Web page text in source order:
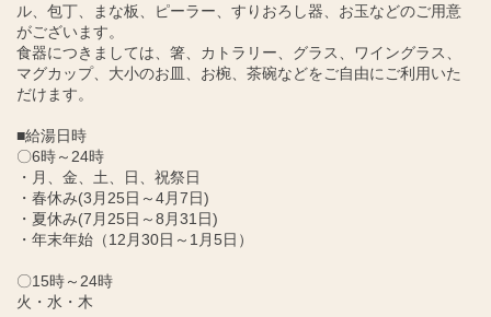
ル、包丁、まな板、ピーラー、すりおろし器、お玉などのご用意
がございます。
食器につきましては、箸、カトラリー、グラス、ワイングラス、
マグカップ、大小のお皿、お椀、茶碗などをご自由にご利用いた
だけます。
■給湯日時
〇6時～24時
・月、金、土、日、祝祭日
・春休み(3月25日～4月7日)
・夏休み(7月25日～8月31日)
・年末年始（12月30日～1月5日）
〇15時～24時
火・水・木